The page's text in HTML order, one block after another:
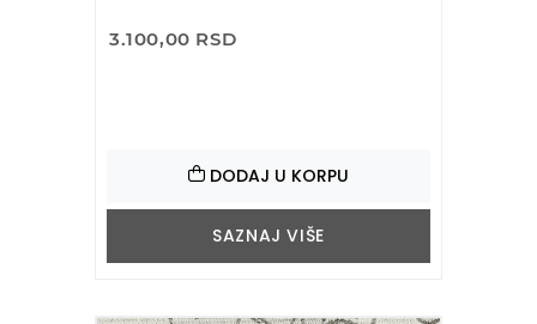
3.100,00 RSD
DODAJ U KORPU
SAZNAJ VIŠE